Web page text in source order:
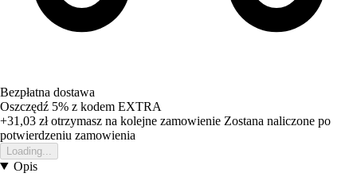
Bezpłatna dostawa
Oszczędź 5% z kodem EXTRA
+31,03 złotrzymasz na kolejne zamowienie Zostana naliczone po
potwierdzeniu zamowienia
Loading...
Opis